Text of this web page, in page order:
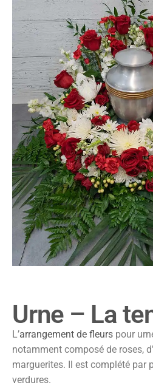
Urne – La
L’arrangement de fleurs pour
notamment composé de roses,
marguerites. Il est complété par
verdures.